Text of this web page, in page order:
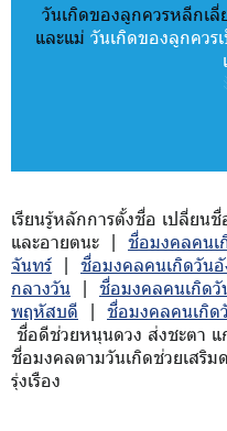
วันเกิดของลูกควรหลีกเ
และแม่ วันเกิดของลูกควร
เรียนรู้หลักการตั้งชื่อ เปลี่ย
และอายตนะ | ชื่อมงคลคนเ
จันทร์ | ชื่อมงคลคนเกิดวันอั
กลางวัน | ชื่อมงคลคนเกิด
พฤหัสบดี | ชื่อมงคลคนเกิด
ชื่อดีช่วยหนุนดวง ส่งชะตา แ
ชื่อมงคลตามวันเกิดช่วยเสริม
รุ่งเรือง